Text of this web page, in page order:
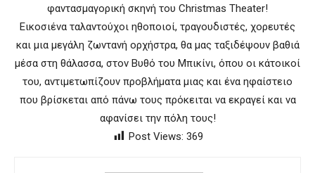
φαντασμαγορική σκηνή του Christmas Theater!
Εικοσιένα ταλαντούχοι ηθοποιοί, τραγουδιστές, χορευτές
και μια μεγάλη ζωντανή ορχήστρα, θα μας ταξιδέψουν βαθιά
μέσα στη θάλασσα, στον Βυθό του Μπικίνι, όπου οι κάτοικοί
του, αντιμετωπίζουν προβλήματα μιας και ένα ηφαίστειο
που βρίσκεται από πάνω τους πρόκειται να εκραγεί και να
αφανίσει την πόλη τους!
Post Views: 369